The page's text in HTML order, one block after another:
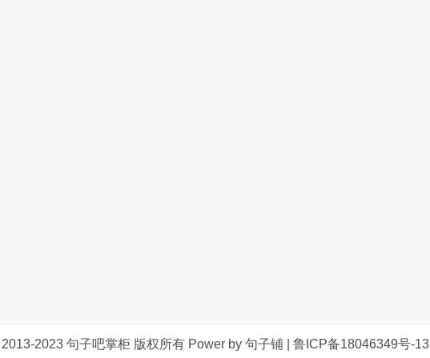
2023 句子吧掌柜 版权所有 Power by 句子铺 | 鲁ICP备18046349号-13